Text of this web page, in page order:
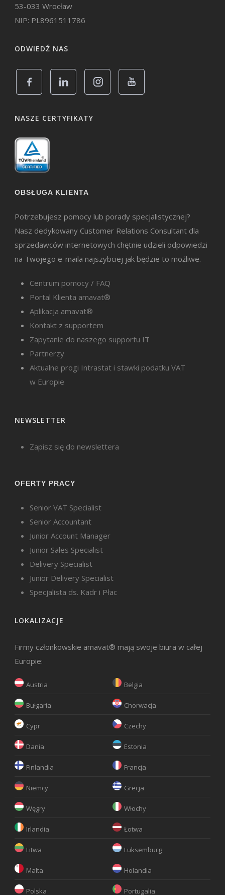
53-033 Wrocław
NIP: PL8961511786
ODWIEDŹ NAS
NASZE CERTYFIKATY
OBSŁUGA KLIENTA
Potrzebujesz pomocy lub porady specjalistycznej?
Nasz dedykowany Customer Relations Consultant dla
sprzedawców internetowych chętnie udzieli odpowiedzi
na Twojego e-maila najszybciej jak będzie to możliwe.
Centrum pomocy / FAQ
Portal Klienta amavat®
Aplikacja amavat®
Kontakt z supportem
Zapytanie do naszego supportu IT
Partnerzy
Aktualne progi Intrastat i stawki podatku VAT
w Europie
NEWSLETTER
Zapisz się do newslettera
OFERTY PRACY
Senior VAT Specialist
Senior Accountant
Junior Account Manager
Junior Sales Specialist
Delivery Specialist
Junior Delivery Specialist
Specjalista ds. Kadr i Płac
LOKALIZACJE
Firmy członkowskie amavat® mają swoje biura w całej
Europie:
Austria Belgia
Bułgaria Chorwacja
Cypr Czechy
Dania Estonia
Finlandia Francja
Niemcy Grecja
Węgry Włochy
Irlandia Łotwa
Litwa Luksemburg
Malta Holandia
Polska Portugalia